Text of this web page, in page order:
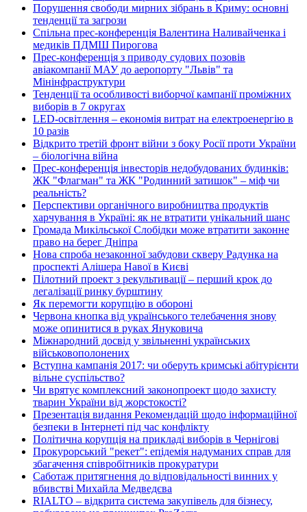
Порушення свободи мирних зібрань в Криму: основні
тенденції та загрози
Спільна прес-конференція Валентина Наливайченка і
медиків ПДМШ Пирогова
Прес-конференція з приводу судових позовів
авіакомпанії МАУ до аеропорту "Львів" та
Мінінфраструктури
Тенденції та особливості виборчої кампанії проміжних
виборів в 7 округах
LED-освітлення – економія витрат на електроенергію в
10 разів
Відкрито третій фронт війни з боку Росії проти України
– біологічна війна
Прес-конференція інвесторів недобудованих будинків:
ЖК "Флагман" та ЖК "Родинний затишок" – міф чи
реальність?
Перспективи органічного виробництва продуктів
харчування в Україні: як не втратити унікальний шанс
Громада Микільської Слобідки може втратити законне
право на берег Дніпра
Нова спроба незаконної забудови скверу Радунка на
проспекті Алішера Навої в Києві
Пілотний проект з рекультивації – перший крок до
легалізації ринку бурштину
Як перемогти корупцію в обороні
Червона кнопка від українського телебачення знову
може опинитися в руках Януковича
Міжнародний досвід у звільненні українських
військовополонених
Вступна кампанія 2017: чи оберуть кримські абітурієнти
вільне суспільство?
Чи врятує комплексний законопроект щодо захисту
тварин України від жорстокості?
Презентація видання Рекомендацій щодо інформаційної
безпеки в Інтернеті під час конфлікту
Політична корупція на прикладі виборів в Чернігові
Прокурорський "рекет": епідемія надуманих справ для
збагачення співробітників прокуратури
Саботаж притягнення до відповідальності винних у
вбивстві Михайла Медведєва
RIALTO – відкрита система закупівель для бізнесу,